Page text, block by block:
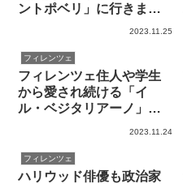
ントポベリ」に行きまし
2023.11.25
フィレンツェ
フィレンツェ住人や学生
から愛され続ける「イ
ル・ベジタリアーノ」は
2023.11.24
フィレンツェ
ハリウッド俳優も政治家